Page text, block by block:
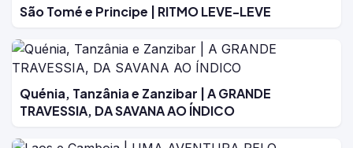
São Tomé e Principe | RITMO LEVE-LEVE
Quénia, Tanzânia e Zanzibar | A GRANDE
TRAVESSIA, DA SAVANA AO ÍNDICO